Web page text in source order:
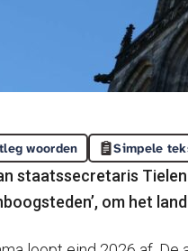
woorden Simpele
staatssecretaris
om het